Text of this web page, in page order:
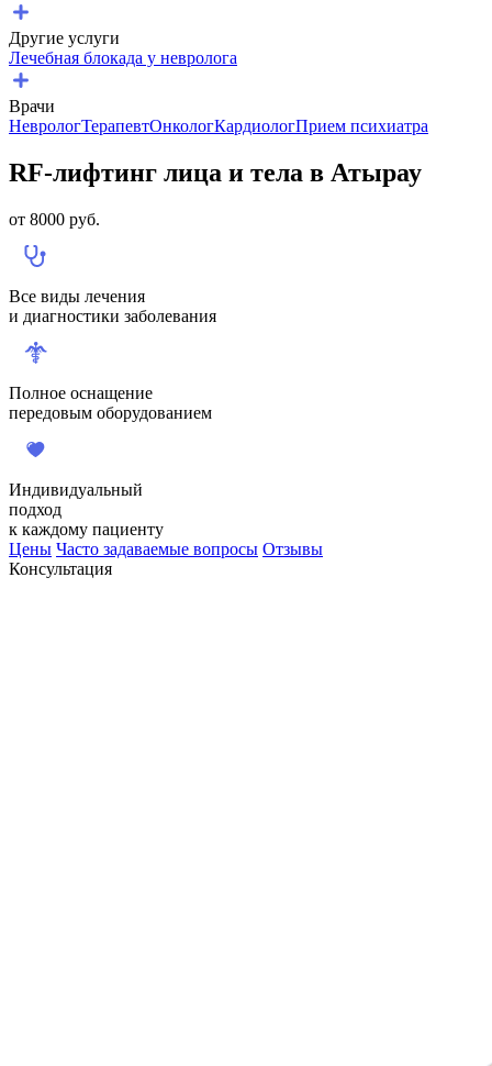
Другие услуги
Лечебная блокада у невролога
Врачи
НеврологТерапевтОнкологКардиологПрием психиатра
RF-лифтинг лица и тела в Атырау
от 8000 руб.
Все виды лечения
и диагностики заболевания
Полное оснащение
передовым оборудованием
Индивидуальный
подход
к каждому пациенту
Цены Часто задаваемые вопросы Отзывы
Консультация